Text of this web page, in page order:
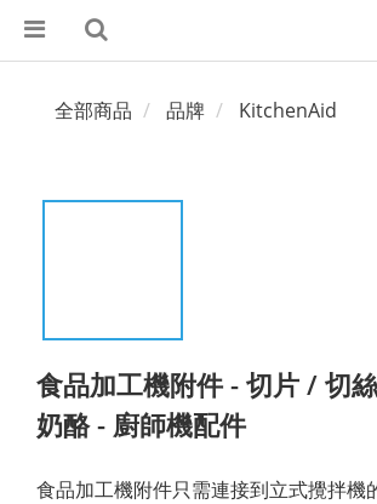
全部商品 品牌 KitchenAid
食品加工機附件 - 切片 / 切
奶酪 - 廚師機配件
食品加工機附件只需連接到立式攪拌機